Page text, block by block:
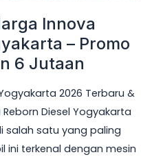
Innova
– Promo
6 Jutaan
2026 Terbaru &
Diesel Yogyakarta
salah satu yang paling
ini terkenal dengan mesin